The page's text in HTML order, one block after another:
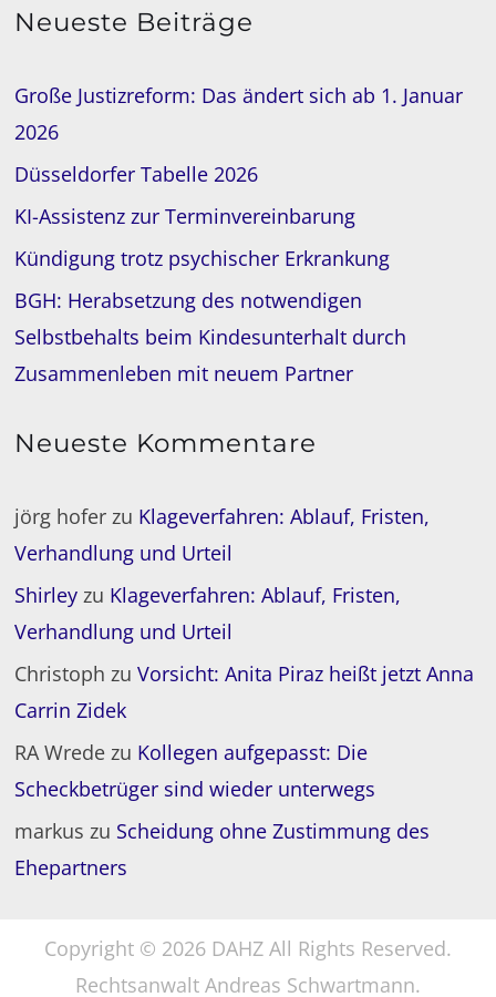
Neueste Beiträge
Große Justizreform: Das ändert sich ab 1. Januar
2026
Düsseldorfer Tabelle 2026
KI-Assistenz zur Terminvereinbarung
Kündigung trotz psychischer Erkrankung
BGH: Herabsetzung des notwendigen
Selbstbehalts beim Kindesunterhalt durch
Zusammenleben mit neuem Partner
Neueste Kommentare
jörg hofer zu Klageverfahren: Ablauf, Fristen,
Verhandlung und Urteil
Shirley zu Klageverfahren: Ablauf, Fristen,
Verhandlung und Urteil
Christoph zuVorsicht: Anita Piraz heißt jetzt Anna
Carrin Zidek
RA Wrede zu Kollegen aufgepasst: Die
Scheckbetrüger sind wieder unterwegs
markus zu Scheidung ohne Zustimmung des
Ehepartners
Copyright © 2026 DAHZ All Rights Reserved.
Rechtsanwalt Andreas Schwartmann.